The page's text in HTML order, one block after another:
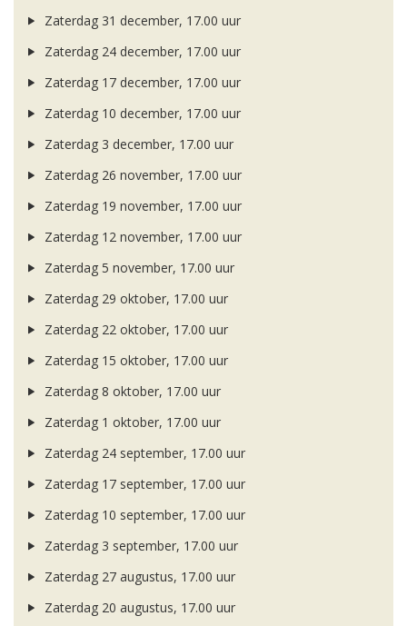
Zaterdag 31 december, 17.00 uur
Zaterdag 24 december, 17.00 uur
Zaterdag 17 december, 17.00 uur
Zaterdag 10 december, 17.00 uur
Zaterdag 3 december, 17.00 uur
Zaterdag 26 november, 17.00 uur
Zaterdag 19 november, 17.00 uur
Zaterdag 12 november, 17.00 uur
Zaterdag 5 november, 17.00 uur
Zaterdag 29 oktober, 17.00 uur
Zaterdag 22 oktober, 17.00 uur
Zaterdag 15 oktober, 17.00 uur
Zaterdag 8 oktober, 17.00 uur
Zaterdag 1 oktober, 17.00 uur
Zaterdag 24 september, 17.00 uur
Zaterdag 17 september, 17.00 uur
Zaterdag 10 september, 17.00 uur
Zaterdag 3 september, 17.00 uur
Zaterdag 27 augustus, 17.00 uur
Zaterdag 20 augustus, 17.00 uur